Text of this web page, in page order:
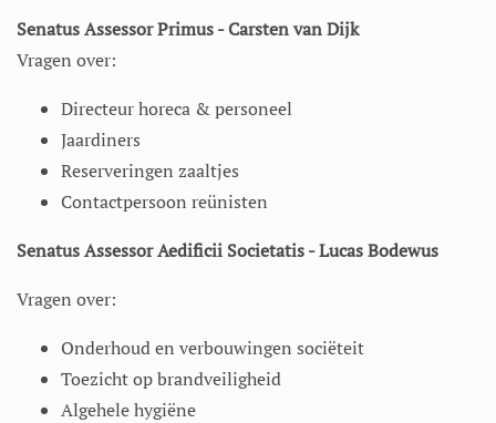
Senatus Assessor Primus - Carsten van Dijk
Vragen over:
Directeur horeca & personeel
Jaardiners
Reserveringen zaaltjes
Contactpersoon reünisten
Senatus Assessor Aedificii Societatis - Lucas Bodewus
Vragen over:
Onderhoud en verbouwingen sociëteit
Toezicht op brandveiligheid
Algehele hygiëne